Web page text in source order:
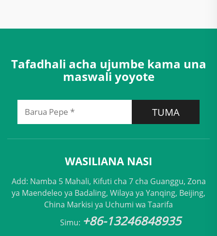
Tafadhali acha ujumbe kama una
maswali yoyote
TUMA
WASILIANA NASI
Add: Namba 5 Mahali, Kifuti cha 7 cha Guanggu, Zona
ya Maendeleo ya Badaling, Wilaya ya Yanqing, Beijing,
China Markisi ya Uchumi wa Taarifa
Simu: +86-13246848935